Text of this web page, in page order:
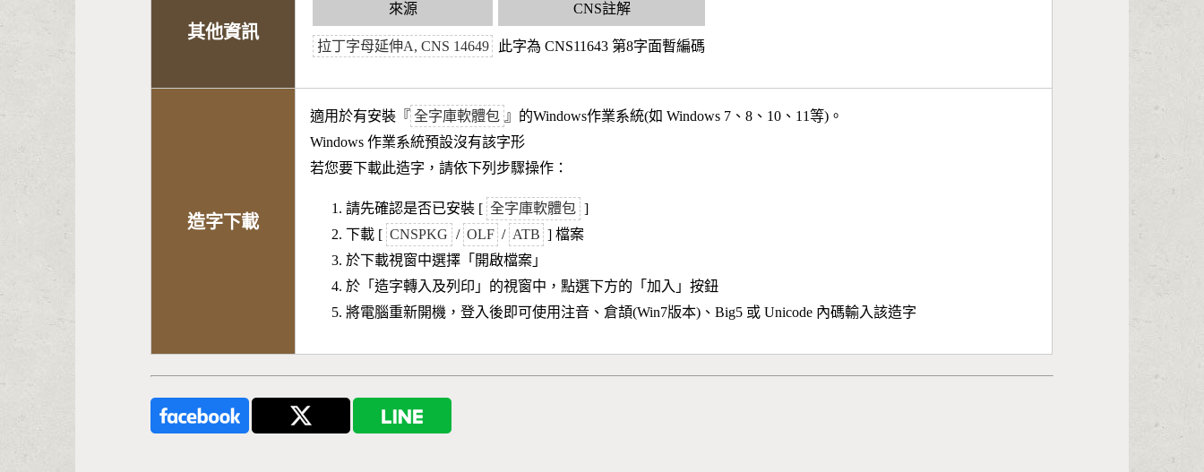
其他資訊
來源
拉丁字母延伸A, CNS 14649
CNS註解
此字為 CNS11643 第8字面暫編碼
造字下載
適用於有安裝『 全字庫軟體包 』的Windows作業系統(如 Windows 7、8、10、11等)。
Windows 作業系統預設沒有該字形
若您要下載此造字，請依下列步驟操作：
請先確認是否已安裝 [ 全字庫軟體包 ]
下載 [ CNSPKG / OLF / ATB ] 檔案
於下載視窗中選擇「開啟檔案」
於「造字轉入及列印」的視窗中，點選下方的「加入」按鈕
將電腦重新開機，登入後即可使用注音、倉頡(Win7版本)、Big5 或 Unicode 內碼輸入該造字